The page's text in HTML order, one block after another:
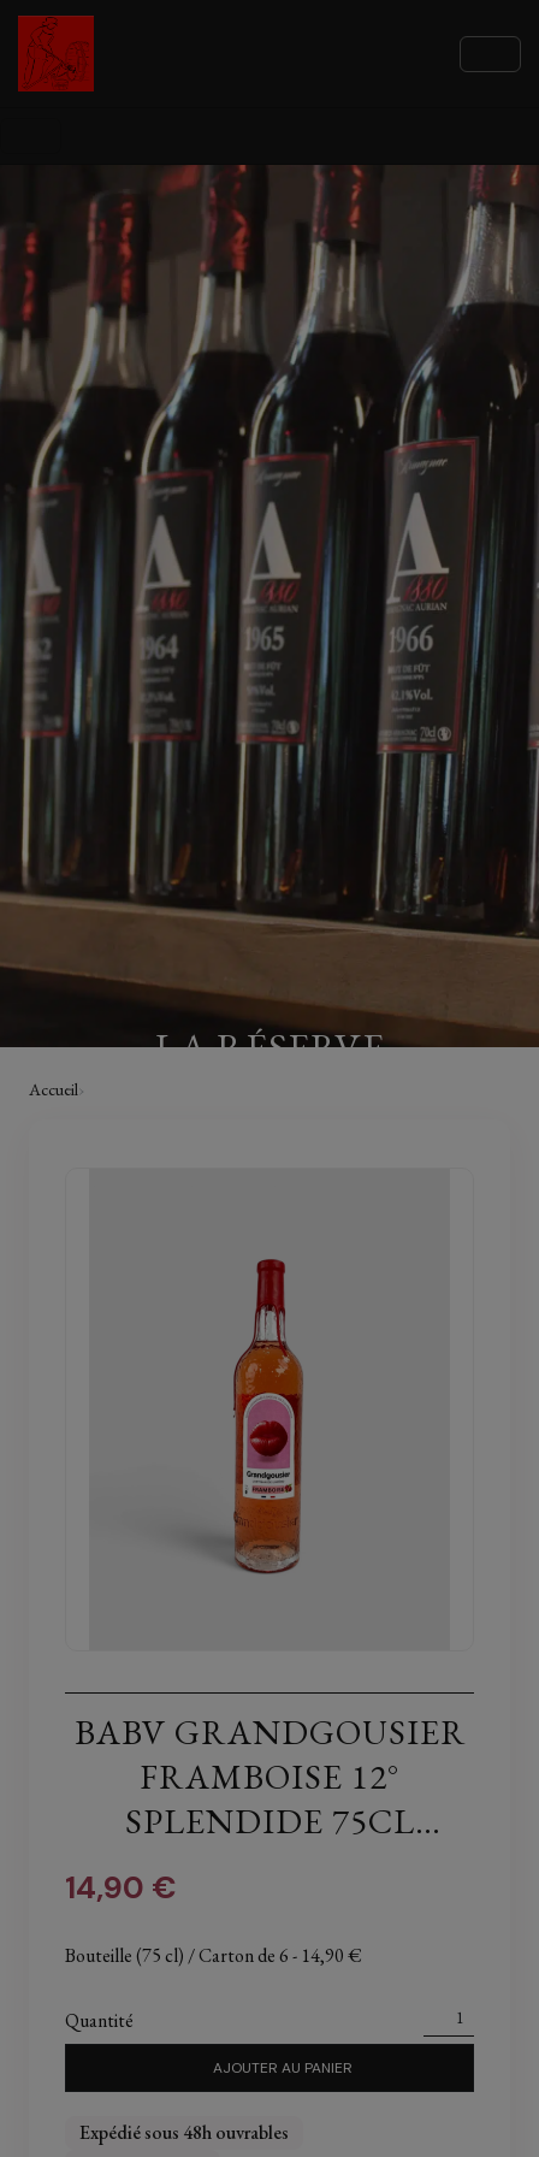
LA RÉSERVE
Accueil›
BABV GRANDGOUSIER
FRAMBOISE 12°
SPLENDIDE 75CL
FRUIGOLOS
14,90 €
Bouteille (75 cl) / Carton de 6- 14,90 €
Quantité
AJOUTER AU PANIER
Expédié sous 48h ouvrables